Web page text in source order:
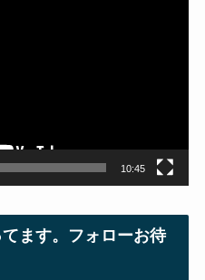
10:45
ます。フォローお待